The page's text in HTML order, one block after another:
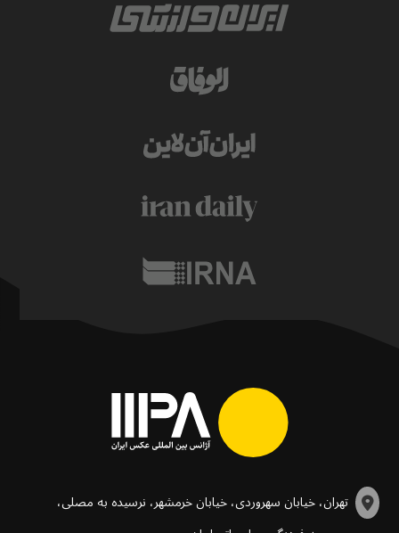
تهران، خیابان سهروردی، خیابان خرمشهر، نرسیده به مصلی،